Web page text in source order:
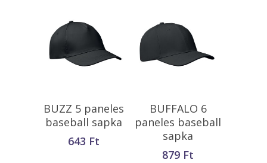
Opciók Választása
BUZZ 5 paneles
baseball sapka
643 Ft
Opciók Választása
BUFFALO 6
paneles baseball
sapka
879 Ft